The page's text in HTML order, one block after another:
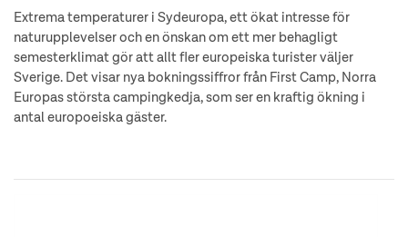
Extrema temperaturer i Sydeuropa, ett ökat intresse för
naturupplevelser och en önskan om ett mer behagligt
semesterklimat gör att allt fler europeiska turister väljer
Sverige. Det visar nya bokningssiffror från First Camp, Norra
Europas största campingkedja, som ser en kraftig ökning i
antal europoeiska gäster.